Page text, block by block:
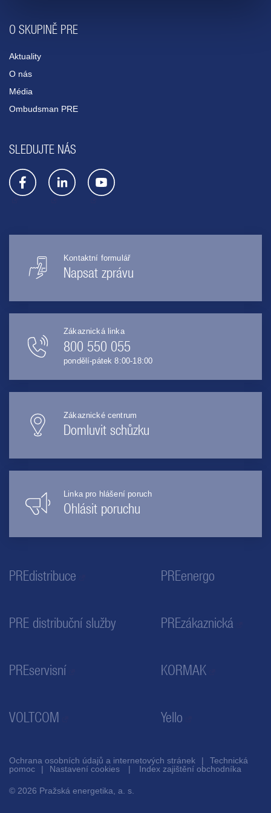
O SKUPINĚ PRE
Aktuality
O nás
Média
Ombudsman PRE
SLEDUJTE NÁS
Kontaktní formulář
Napsat zprávu
Zákaznická linka
800 550 055
pondělí-pátek 8:00-18:00
Zákaznické centrum
Domluvit schůzku
Linka pro hlášení poruch
Ohlásit poruchu
PREdistribuce PREenergo
PRE distribuční služby PREzákaznická
PREservisní KORMAK
VOLTCOM Yello
Ochrana osobních údajů a internetových stránek
Technická
pomoc
Nastavení cookies Index zajištění obchodníka
© 2026 Pražská energetika, a. s.